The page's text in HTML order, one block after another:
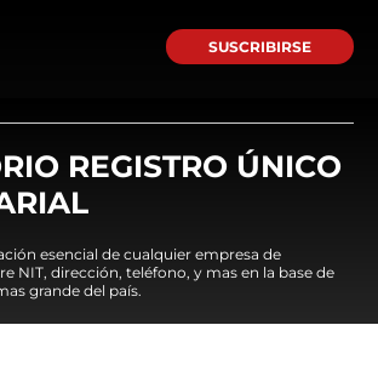
SUSCRIBIRSE
REGISTRO ÚNICO
esencial de cualquier empresa de
NIT, dirección, teléfono, y mas en la base de
grande del país.